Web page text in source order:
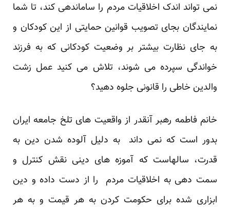
نمی تواند اندک اخلاقیات مردم را ساماندهی کند، تا شما
نمایندگان بجای تصویب قوانین حمایتی از این کودکان و
به جای نظارت بیشتر بر وضعیت کودکانی که به فرزند
خواندگی سپرده می شوند، تلاش می کنید عمل زشت
والدین خاطی را قانونی جلوه دهید؟
خانم فاطمه رهبر آنقدر از واقعیت های تلخ جامعه ایران
بدور است که نمی داند به دلیل آلوده شدن دین به
قدرت، سالهاست که آموزه های دینی نقش کنترل و
سمت دهی به اخلاقیات مردم را از دست داده و دین
ابزاری شده برای حکومت کردن به هر قیمت و به هر